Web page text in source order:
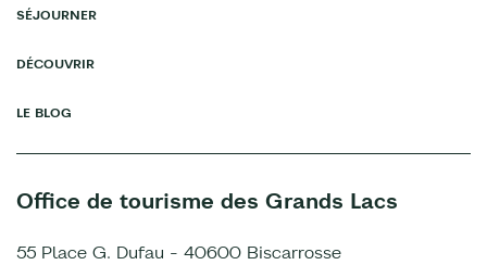
SÉJOURNER
DÉCOUVRIR
LE BLOG
Office de tourisme des Grands Lacs
55 Place G. Dufau - 40600 Biscarrosse